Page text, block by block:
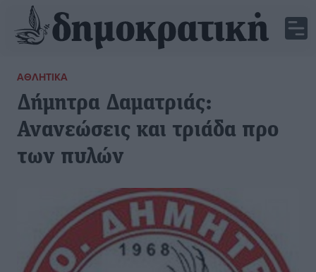
ΑΘΛΗΤΙΚΆ
Δήμητρα Δαματριάς:
Ανανεώσεις και τριάδα προ
των πυλών